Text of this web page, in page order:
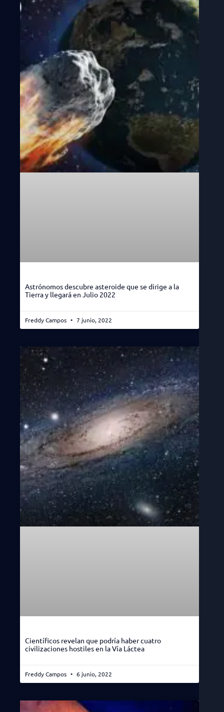
Astrónomos descubre asteroide que se dirige a la
Tierra y llegará en Julio 2022
Freddy Campos 7 junio, 2022
Científicos revelan que podría haber cuatro
civilizaciones hostiles en la Vía Láctea
Freddy Campos 6 junio, 2022